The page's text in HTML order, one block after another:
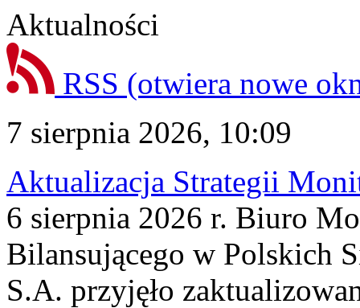
Aktualności
RSS (otwiera nowe
7 sierpnia 2026, 10:09
Aktualizacja Strategii
6 sierpnia 2026 r. Biuro
Bilansującego w Polskich
S.A. przyjęło